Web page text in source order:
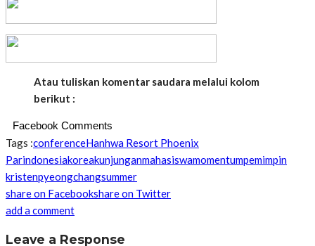
Atau tuliskan komentar saudara melalui kolom
berikut :
Facebook Comments
Tags :conferenceHanhwa Resort Phoenix
Parindonesiakoreakunjunganmahasiswamomentumpemimpin
kristenpyeongchangsummer
share on Facebookshare on Twitter
add a comment
Leave a Response